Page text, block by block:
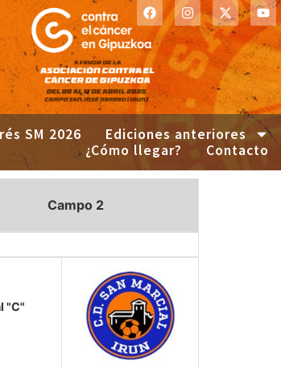
SM 2026
Ediciones anteriores
¿Cómo llegar?
Contacto
Campo 2
"C"